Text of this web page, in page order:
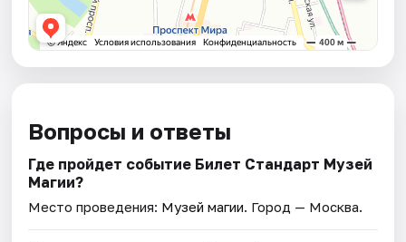
Вопросы и ответы
Где пройдет событие Билет Стандарт Музей
Магии?
Место проведения: Музей магии. Город — Москва.